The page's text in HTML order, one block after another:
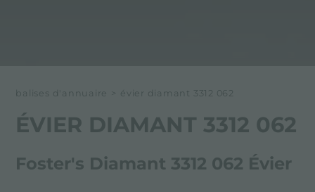
balises d'annuaire > évier diamant 3312 062
ÉVIER DIAMANT 3312 062
Foster's Diamant 3312 062 Évier